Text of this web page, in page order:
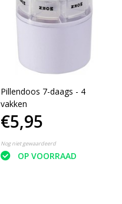
Pillendoos 7-daags - 4
vakken
€5,95
Nog niet gewaardeerd
OP VOORRAAD